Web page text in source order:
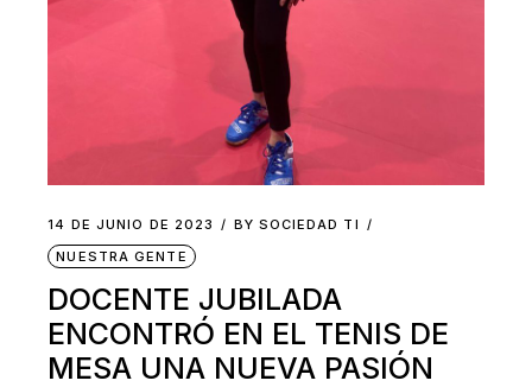
14 DE JUNIO DE 2023 BY SOCIEDAD TI
NUESTRA GENTE
DOCENTE JUBILADA
ENCONTRÓ EN EL TENIS DE
MESA UNA NUEVA PASIÓN